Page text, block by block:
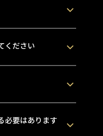
ください
必要はあります